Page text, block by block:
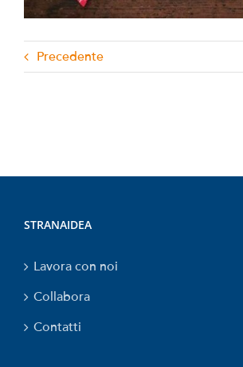
Precedente
STRANAIDEA
Lavora con noi
Collabora
Contatti